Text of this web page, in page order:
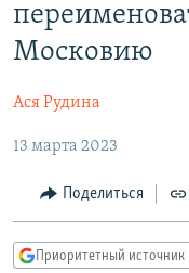
основному
Вернутся
навигации
Вернутся
АВТОРСКИЕ
МНЕНИЯ
КУЛЬТУРА
IDEL.РЕАЛИИ
Московию
Ася Рудина
13 марта 2023
Поделиться
Приоритетный источник